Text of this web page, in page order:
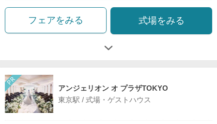
フェアをみる 式場をみる
アンジェリオン オ プラザTOKYO
東京駅 / 式場・ゲストハウス